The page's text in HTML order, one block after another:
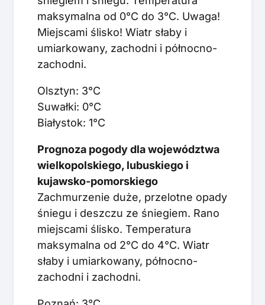
maksymalna od 0°C do 3°C. Uwaga!
Miejscami ślisko! Wiatr słaby i
umiarkowany, zachodni i północno-
zachodni.
Olsztyn: 3°C
Suwałki: 0°C
Białystok: 1°C
Prognoza pogody dla województwa
wielkopolskiego, lubuskiego i
kujawsko-pomorskiego
Zachmurzenie duże, przelotne opady
śniegu i deszczu ze śniegiem. Rano
miejscami ślisko. Temperatura
maksymalna od 2°C do 4°C. Wiatr
słaby i umiarkowany, północno-
zachodni i zachodni.